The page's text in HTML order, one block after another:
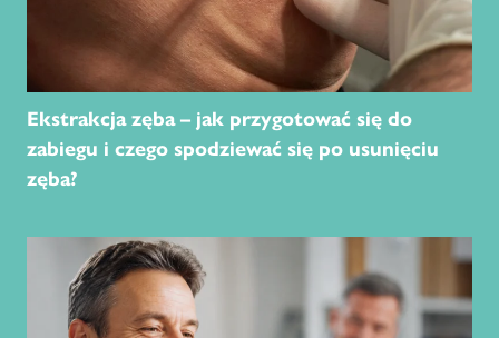
Ekstrakcja zęba – jak przygotować się do
zabiegu i czego spodziewać się po usunięciu
zęba?